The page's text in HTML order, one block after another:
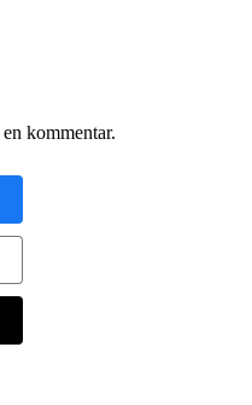
kommentar.